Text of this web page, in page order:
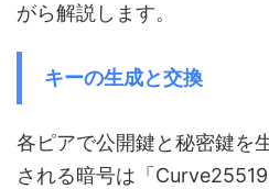
がら解説します。
キーの生成と交換
各ピアで公開鍵と秘密鍵を
される暗号は「Curve25519